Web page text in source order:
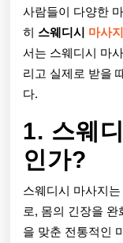
사람들이 다양한
히 스웨디시 마사지
서는 스웨디시 마
리고 실제로 받을
다.
1. 스웨
인가?
스웨디시 마사지
로, 몸의 긴장을
을 맞춘 전통적인